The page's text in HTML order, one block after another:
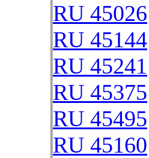
RU 45026
RU 45144
RU 45241
RU 45375
RU 45495
RU 45160